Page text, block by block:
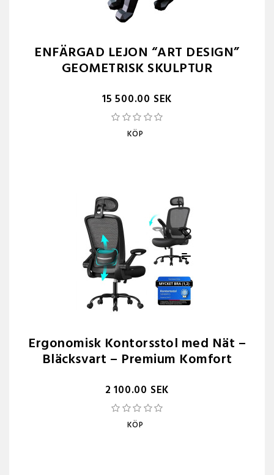
ENFÄRGAD LEJON “ART DESIGN”
GEOMETRISK SKULPTUR
15 500.00 SEK
KÖP
Ergonomisk Kontorsstol med Nät –
Bläcksvart – Premium Komfort
2 100.00 SEK
KÖP